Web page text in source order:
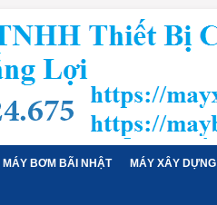
MÁY BƠM BÃI NHẬT MÁY XÂY DỰNG